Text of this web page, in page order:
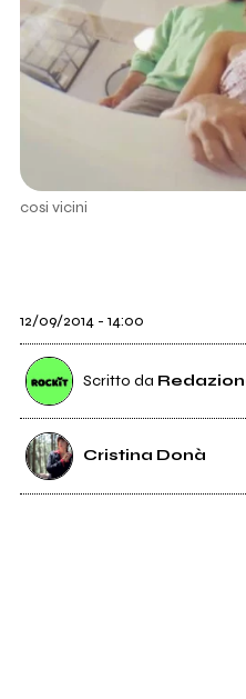
cosi vicini
12/09/2014 - 14:00
Scritto da
Cristina Donà